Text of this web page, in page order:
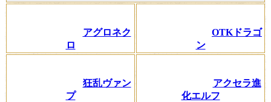
アグロネク
ロ
OTKドラゴ
ン
狂乱ヴァン
プ
アクセラ進
化エルフ